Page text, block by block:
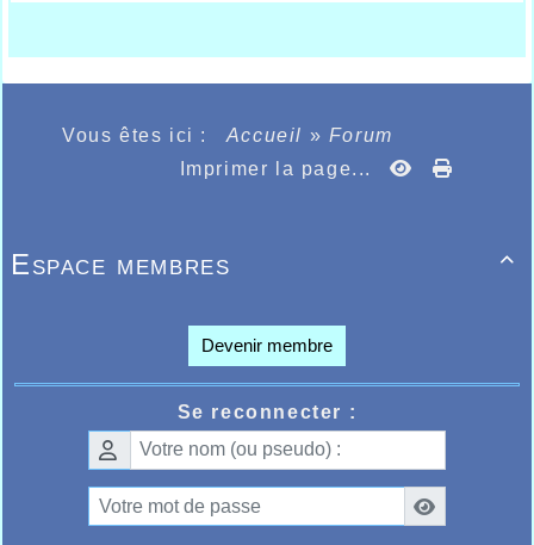
Vous êtes ici : Accueil » Forum
Imprimer la page...

Espace membres
Devenir membre
Se reconnecter :